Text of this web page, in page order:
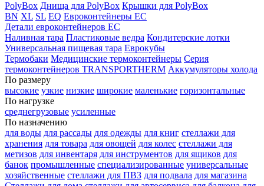
PolyBox Днища для PolyBox Крышки для PolyBox
BN XL SL EQ Евроконтейнеры EC
Детали евроконтейнеров EC
Наливная тара Пластиковые ведра Кондитерские лотки
Универсальная пищевая тара Еврокубы
Термобаки Медицинские термоконтейнеры Серия
термоконтейнеров TRANSPORTHERM Аккумуляторы холода
По размеру
высокие узкие низкие широкие маленькие горизонтальные
По нагрузке
среднегрузовые усиленные
По назначению
для воды для рассады для одежды для книг стеллажи для
хранения для товара для овощей для колес стеллажи для
метизов для инвентаря для инструментов для ящиков для
банок промышленные специализированные универсальные
хозяйственные стеллажи для ПВЗ для подвала для магазина